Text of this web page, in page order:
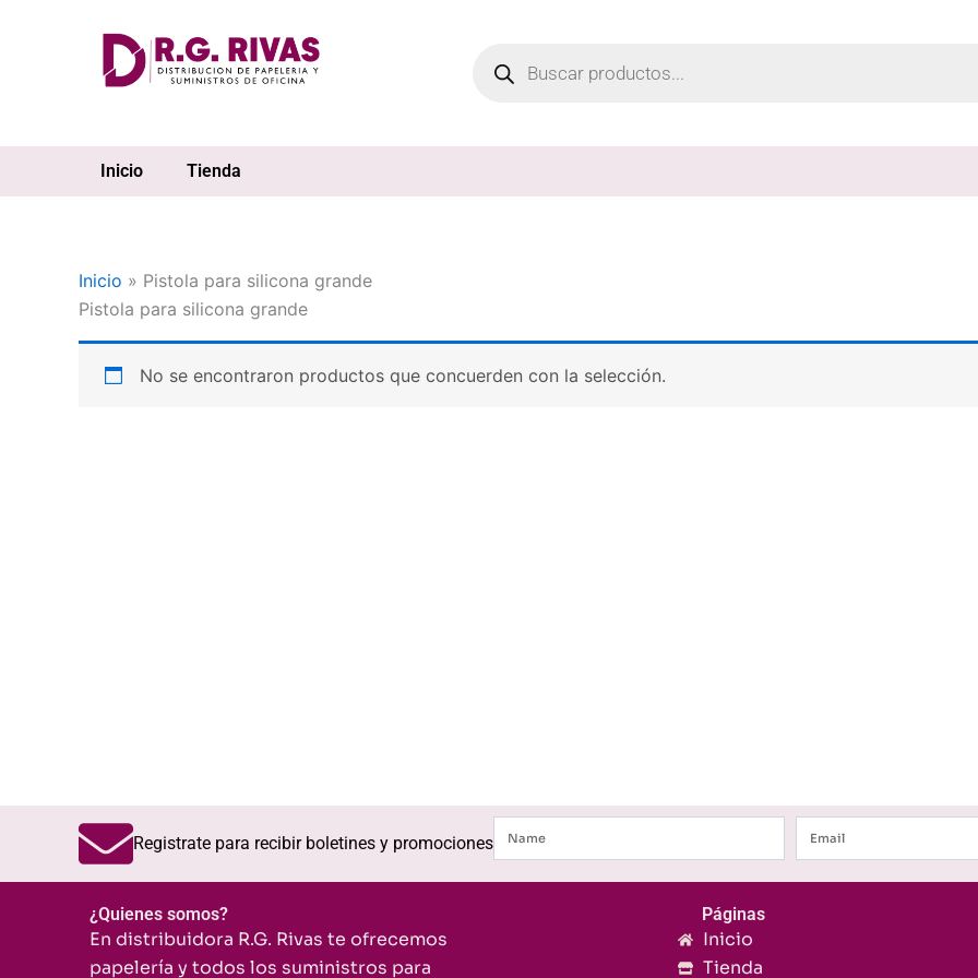
search
Inicio Tienda
Inicio » Pistola para silicona grande
Pistola para silicona grande
No se encontraron productos que concuerden con la selección.
Registrate para recibir boletines y promociones
¿Quienes somos?
En distribuidora R.G. Rivas te ofrecemos
papelería y todos los suministros para
Páginas
Inicio
Tienda